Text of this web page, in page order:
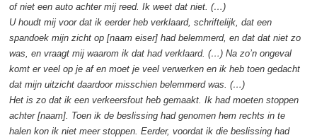
of niet een auto achter mij reed. Ik weet dat niet. (…)
U houdt mij voor dat ik eerder heb verklaard, schriftelijk, dat een
spandoek mijn zicht op [naam eiser] had belemmerd, en dat dat niet zo
was, en vraagt mij waarom ik dat had verklaard. (…) Na zo’n ongeval
komt er veel op je af en moet je veel verwerken en ik heb toen gedacht
dat mijn uitzicht daardoor misschien belemmerd was. (…)
Het is zo dat ik een verkeersfout heb gemaakt. Ik had moeten stoppen
achter [naam]. Toen ik de beslissing had genomen hem rechts in te
halen kon ik niet meer stoppen. Eerder, voordat ik die beslissing had